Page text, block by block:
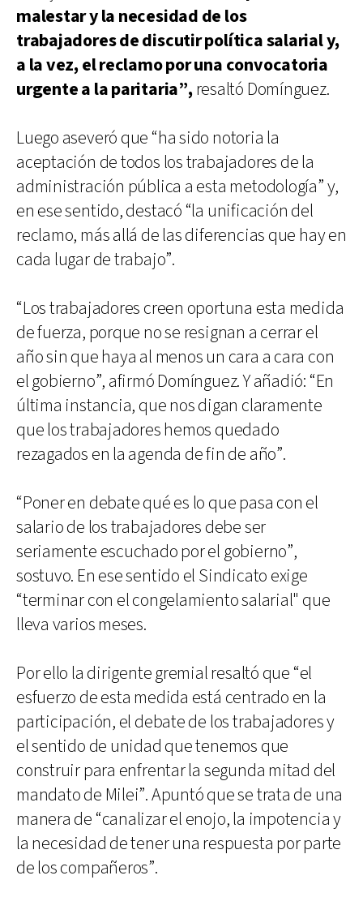
malestar y la necesidad de los
trabajadores de discutir política salarial y,
a la vez, el reclamo por una convocatoria
urgente a la paritaria”,resaltó Domínguez.
Luego aseveró que “ha sido notoria la
aceptación de todos los trabajadores de la
administración pública a esta metodología” y,
en ese sentido, destacó “la unificación del
reclamo, más allá de las diferencias que hay en
cada lugar de trabajo”.
“Los trabajadores creen oportuna esta medida
de fuerza, porque no se resignan a cerrar el
año sin que haya al menos un cara a cara con
el gobierno”, afirmó Domínguez. Y añadió: “En
última instancia, que nos digan claramente
que los trabajadores hemos quedado
rezagados en la agenda de fin de año”.
“Poner en debate qué es lo que pasa con el
salario de los trabajadores debe ser
seriamente escuchado por el gobierno”,
sostuvo. En ese sentido el Sindicato exige
“terminar con el congelamiento salarial" que
lleva varios meses.
Por ello la dirigente gremial resaltó que “el
esfuerzo de esta medida está centrado en la
participación, el debate de los trabajadores y
el sentido de unidad que tenemos que
construir para enfrentar la segunda mitad del
mandato de Milei”. Apuntó que se trata de una
manera de “canalizar el enojo, la impotencia y
la necesidad de tener una respuesta por parte
de los compañeros”.